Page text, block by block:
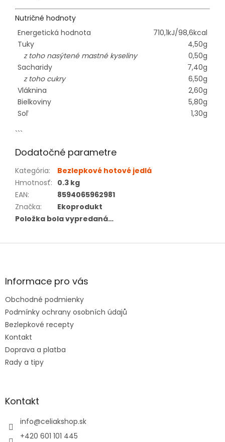
Nutričné hodnoty
Energetická hodnota
710,1kJ/98,6kcal
Tuky
4,50g
z toho nasýtené mastné kyseliny
0,50g
Sacharidy
7,40g
z toho cukry
6,50g
Vláknina
2,60g
Bielkoviny
5,80g
Soľ
1,30g
```
Dodatočné parametre
Kategória:
Bezlepkové hotové jedlá
Hmotnosť: 0.3 kg
EAN:
8594065962981
Značka:
Ekoprodukt
Položka bola vypredaná…
Z
ä
e
Informace pro vás
Obchodné podmienky
Podmínky ochrany osobních údajů
Bezlepkové recepty
Kontakt
Doprava a platba
Rady a tipy
Kontakt
info@celiakshop.sk
+420 601 101 445